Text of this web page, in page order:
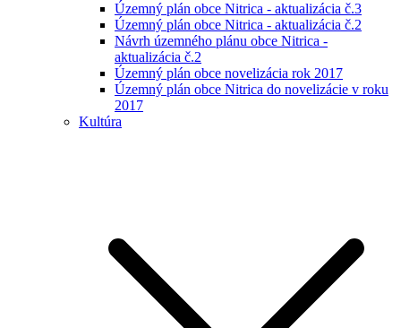
Územný plán obce Nitrica - aktualizácia č.3
Územný plán obce Nitrica - aktualizácia č.2
Návrh územného plánu obce Nitrica -
aktualizácia č.2
Územný plán obce novelizácia rok 2017
Územný plán obce Nitrica do novelizácie v roku
2017
Kultúra